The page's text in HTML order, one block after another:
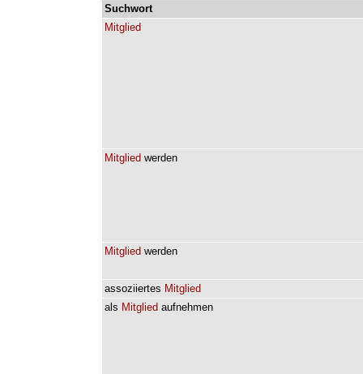
Suchwort
Mitglied
Mitglied werden
Mitglied werden
assoziiertes Mitglied
als Mitglied aufnehmen